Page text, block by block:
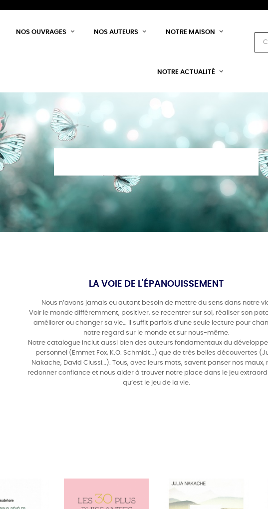
NOS OUVRAGES NOS AUTEURS NOTRE MAISON
NOTRE ACTUALITÉ
LA VOIE DE L'ÉPANOUISSEMENT
Nous n’avons jamais eu autant besoin de mettre du sens dans notre
Voir le monde différemment, positiver, se recentrer sur soi, réaliser son
améliorer ou changer sa vie… il suffit parfois d’une seule lecture pour
notre regard sur le monde et sur nous-même.
Notre catalogue inclut aussi bien des auteurs fondamentaux du
personnel (Emmet Fox, K.O. Schmidt…) que de très belles découvertes
Nakache, David Ciussi…). Tous, avec leurs mots, savent panser nos maux,
redonner confiance et nous aider à trouver notre place dans le jeu
qu’est le jeu de la vie.